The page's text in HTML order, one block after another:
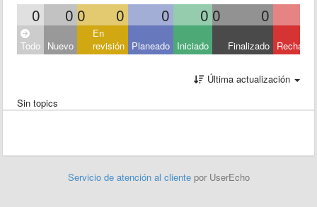
0 0 0 0 0 0 0 0
Todo Nuevo
En
revisión Planeado Iniciado Finalizado
Última actualización
Sin topics
Servicio de atención al cliente por UserEcho